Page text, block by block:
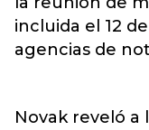
incluida el 12
agencias de
Novak reveló a